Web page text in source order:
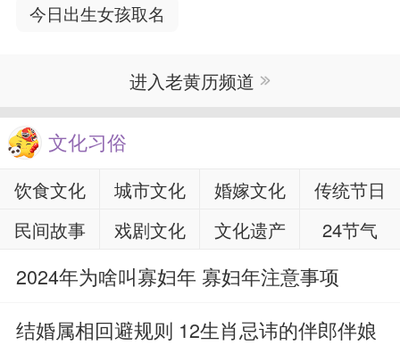
今日出生女孩取名
进入老黄历频道
文化习俗
饮食文化 城市文化 婚嫁文化
传统节日
民间故事
戏剧文化 文化遗产 24节气
2024年为啥叫寡妇年 寡妇年注意事项
结婚属相回避规则 12生肖忌讳的伴郎伴娘